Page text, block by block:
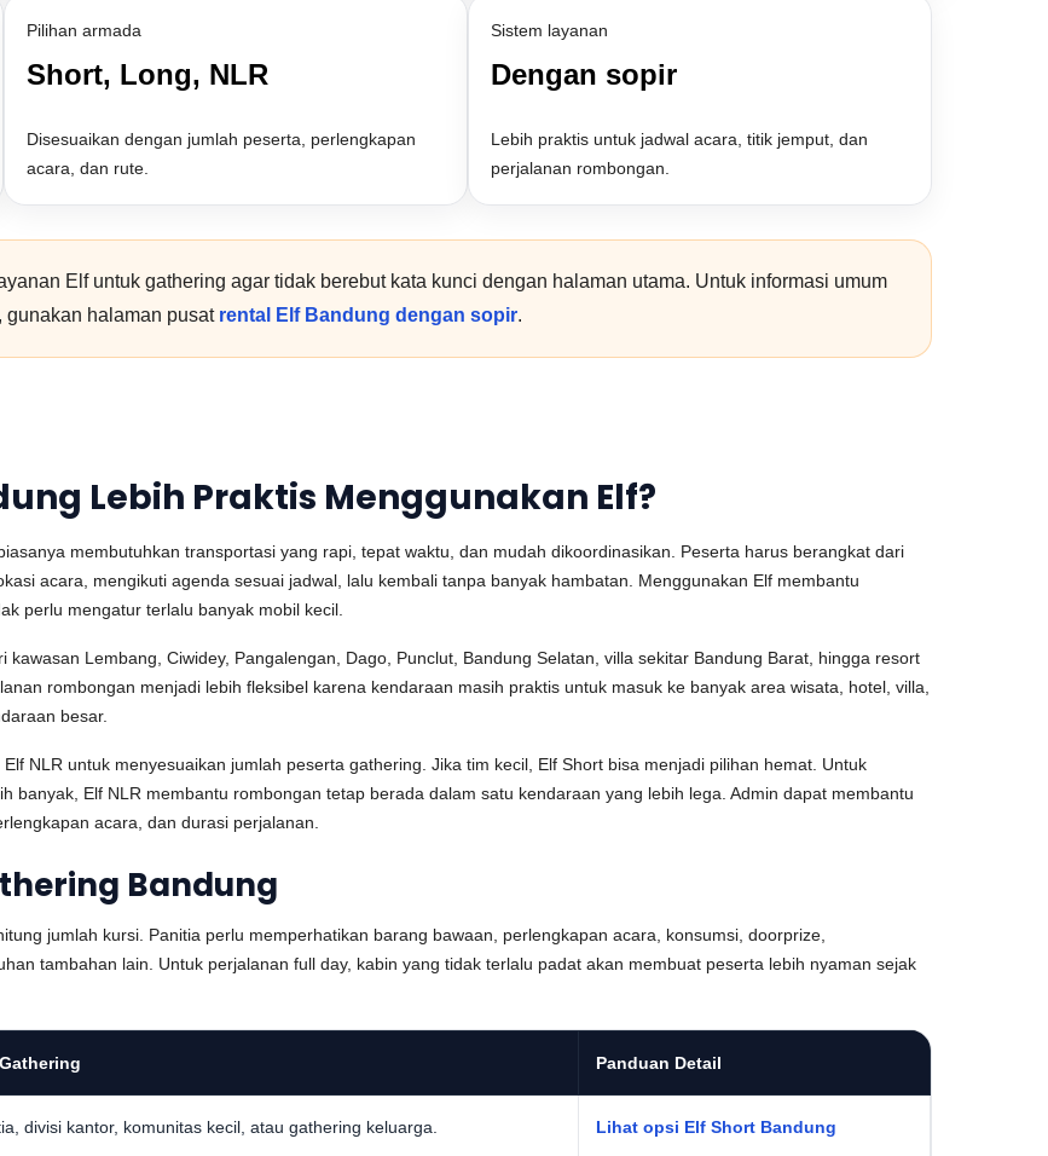
Pilihan armada
Short, Long, NLR
Disesuaikan dengan jumlah peserta, perlengkapan
acara, dan rute.
Sistem layanan
Dengan sopir
Lebih praktis untuk jadwal acara, titik jemput, dan
perjalanan rombongan.
Elf untuk gathering agar tidak berebut kata kunci dengan halaman utama. Untuk informasi umum
gunakan halaman pusat rental Elf Bandung dengan sopir.
Lebih Praktis Menggunakan Elf?
membutuhkan transportasi yang rapi, tepat waktu, dan mudah dikoordinasikan. Peserta harus berangkat dari
acara, mengikuti agenda sesuai jadwal, lalu kembali tanpa banyak hambatan. Menggunakan Elf membantu
perlu mengatur terlalu banyak mobil kecil.
Lembang, Ciwidey, Pangalengan, Dago, Punclut, Bandung Selatan, villa sekitar Bandung Barat, hingga resort
rombongan menjadi lebih fleksibel karena kendaraan masih praktis untuk masuk ke banyak area wisata, hotel, villa,
besar.
NLR untuk menyesuaikan jumlah peserta gathering. Jika tim kecil, Elf Short bisa menjadi pilihan hemat. Untuk
banyak, Elf NLR membantu rombongan tetap berada dalam satu kendaraan yang lebih lega. Admin dapat membantu
acara, dan durasi perjalanan.
Bandung
jumlah kursi. Panitia perlu memperhatikan barang bawaan, perlengkapan acara, konsumsi, doorprize,
tambahan lain. Untuk perjalanan full day, kabin yang tidak terlalu padat akan membuat peserta lebih nyaman sejak
Panduan Detail
divisi kantor, komunitas kecil, atau gathering keluarga. Lihat opsi Elf Short Bandung